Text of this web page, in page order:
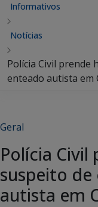
Informativos
Notícias
Polícia Civil prende
enteado autista em
Geral
Polícia
suspeito
autista em